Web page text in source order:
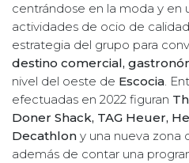
centrándose en la moda y en
actividades de ocio de
estrategia del grupo para
destino comercial,
nivel del oeste de Escocia.
efectuadas en 2022 figuran
Doner Shack, TAG Heuer,
Decathlon y una nueva zona
además de contar una